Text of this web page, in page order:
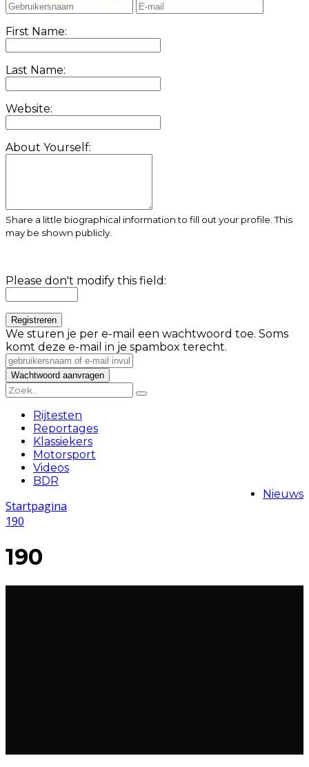
First Name:
Last Name:
Website:
About Yourself:
Share a little biographical information to fill out your profile. This
may be shown publicly.
Please don't modify this field:
We sturen je per e-mail een wachtwoord toe. Soms
komt deze e-mail in je spambox terecht.
Rijtesten
Reportages
Klassiekers
Motorsport
Videos
BDR
Nieuws
Startpagina
190
190